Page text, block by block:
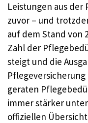
Leistungen aus der
zuvor – und
auf dem Stand von
Zahl der
steigt und die
geraten
immer stärker
offiziellen